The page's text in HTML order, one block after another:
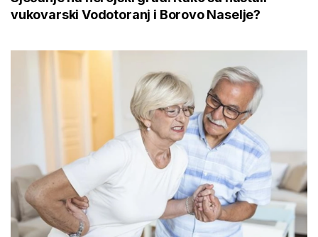
vukovarski Vodotoranj i Borovo Naselje?